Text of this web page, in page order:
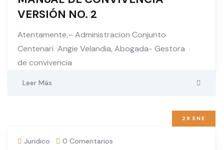
VERSIÓN NO. 2
Atentamente,– Administracion Conjunto
Centenari Angie Velandia, Abogada- Gestora
de convivencia
Leer Más
29 ENE
Juridico 0 Comentarios